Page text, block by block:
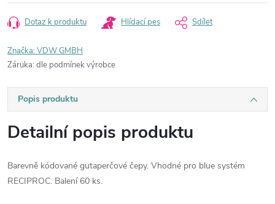
Dotaz k produktu Hlídací pes Sdílet
Značka:VDW GMBH
Záruka: dle podmínek výrobce
Popis produktu
Detailní popis produktu
Barevně kódované gutaperčové čepy. Vhodné pro blue systém
RECIPROC. Balení 60 ks.